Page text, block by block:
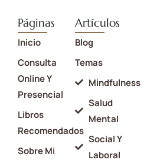
Páginas
Inicio
Consulta
Online Y
Presencial
Libros
Recomendados
Sobre Mi
Artículos
Blog
Temas
Mindfulness
Salud
Mental
Social Y
Laboral